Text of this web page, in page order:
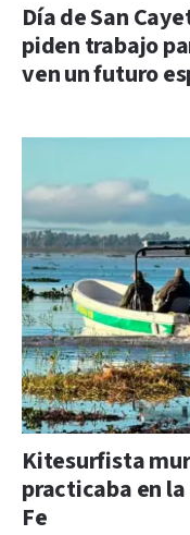
Día de San
piden trabajo
ven un futuro
Kitesurfista
practicaba en
Fe